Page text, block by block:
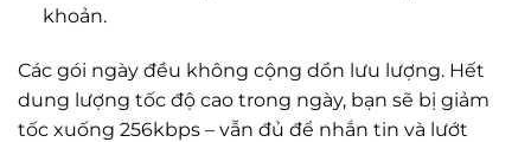
khoản.
Các gói ngày đều không cộng dồn lưu lượng. Hết
dung lượng tốc độ cao trong ngày, bạn sẽ bị giảm
tốc xuống 256kbps – vẫn đủ để nhắn tin và lướt